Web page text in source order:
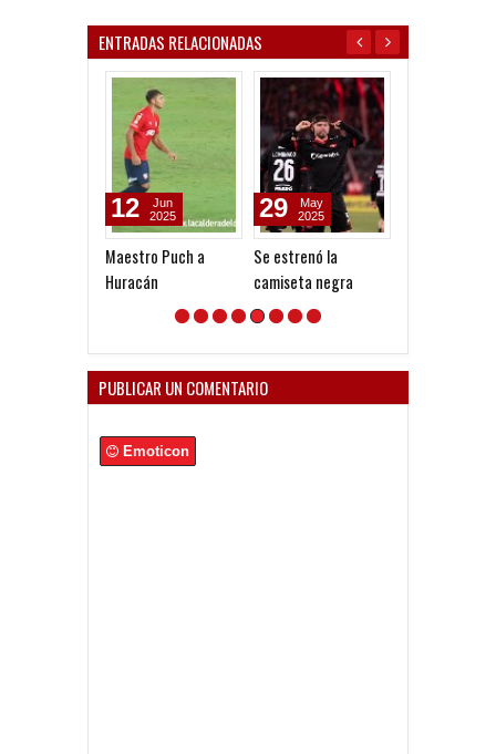
ENTRADAS RELACIONADAS
Se estrenó la
camiseta negra
29
May
2025
Reclamo millonario de
San Martín (SJ)
05
Aug
2026
PUBLICAR UN COMENTARIO
Emoticon